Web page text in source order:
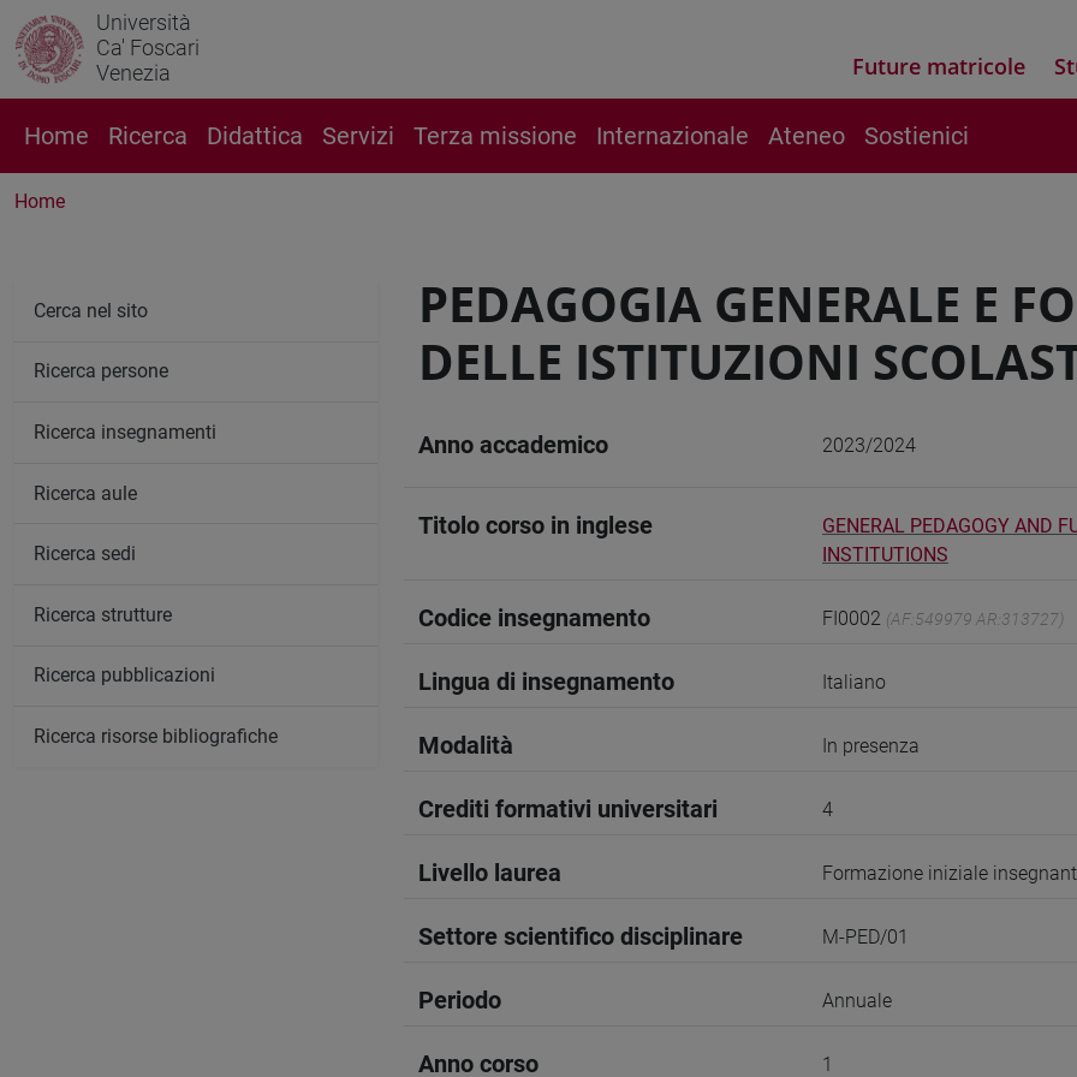
Università
Ca' Foscari
Venezia
Future matricole
Home Ricerca Didattica Servizi Terza missione Internazionale Ateneo Sostienici
Home
PEDAGOGIA GENERALE E
DELLE ISTITUZIONI
Anno accademico 2023/2024
Titolo corso in inglese
GENERAL PEDAGOGY AND
INSTITUTIONS
Codice insegnamento FI0002 (AF:549979 AR:313727)
Lingua di insegnamento Italiano
Modalità In presenza
Crediti formativi universitari 4
Livello laurea Formazione iniziale
Settore scientifico disciplinare M-PED/01
Periodo Annuale
Anno corso 1
Cerca nel sito
Ricerca persone
Ricerca insegnamenti
Ricerca aule
Ricerca sedi
Ricerca strutture
Ricerca pubblicazioni
Ricerca risorse bibliografiche